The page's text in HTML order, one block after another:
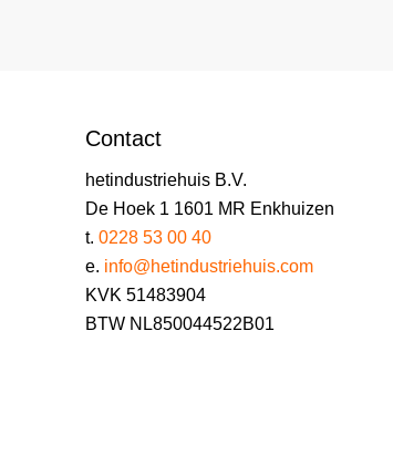
Contact
hetindustriehuis B.V.
De Hoek 1 1601 MR Enkhuizen
t. 0228 53 00 40
e. info@hetindustriehuis.com
KVK 51483904
BTW NL850044522B01